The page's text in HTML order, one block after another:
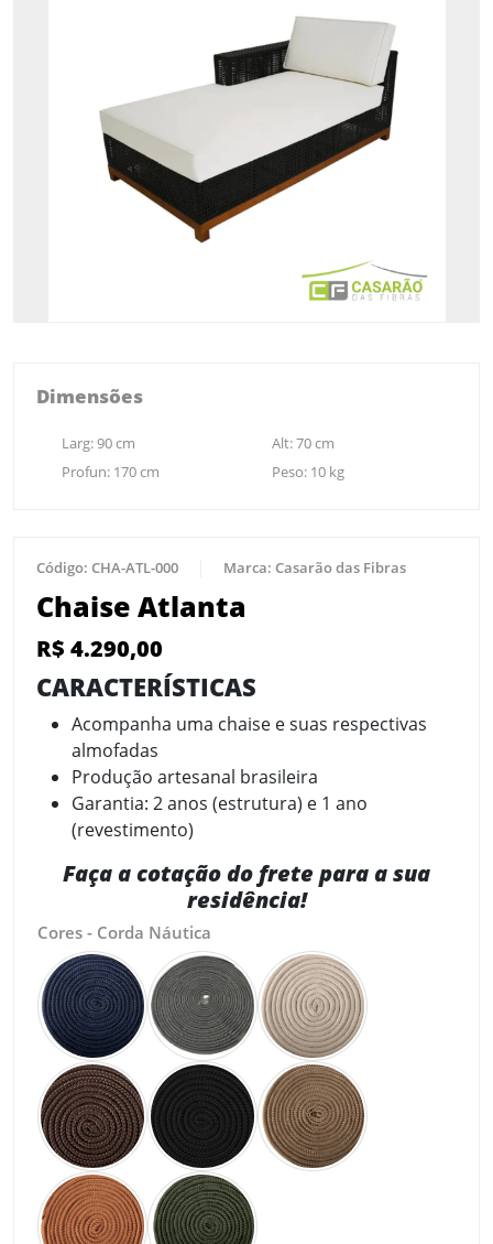
Dimensões
Larg:90cm Alt:70cm
Profun: 170cm Peso: 10kg
Código: CHA-ATL-000 Marca: Casarão das Fibras
Chaise Atlanta
R$ 4.290,00
CARACTERÍSTICAS
Acompanha uma chaise e suas respectivas
almofadas
Produção artesanal brasileira
Garantia: 2 anos (estrutura) e 1 ano
(revestimento)
Faça a cotação do frete para a sua
residência!
Cores - Corda Náutica